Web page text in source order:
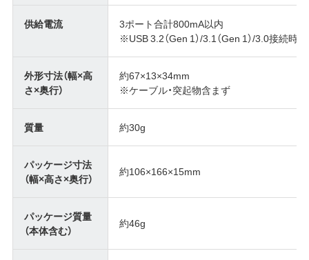
供給電流
3ポート合計800mA以内
※USB 3.2（Gen 1）/3.1（Gen 1）/3.0接続
外形寸法（幅×高
さ×奥行）
約67×13×34mm
※ケーブル・突起物含まず
質量 約30g
パッケージ寸法
（幅×高さ×奥行）
約106×166×15mm
パッケージ質量
（本体含む）
約46g